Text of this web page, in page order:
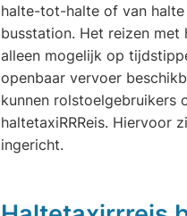
halte-tot-halte of van
busstation. Het reizen met
alleen mogelijk op
openbaar vervoer
kunnen rolstoelgebruikers
haltetaxiRRReis. Hiervoor
ingericht.